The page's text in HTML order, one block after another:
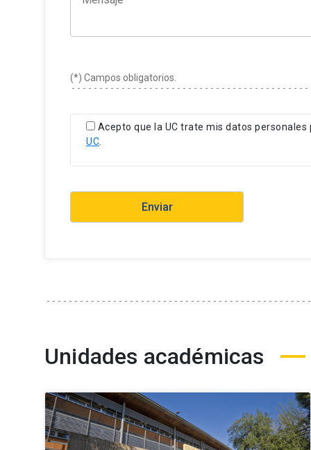
La documentación debe ser adjuntada en el
(*) Campos obligatorios.
Acepto que la UC trate mis datos
UC.
Unidades académicas